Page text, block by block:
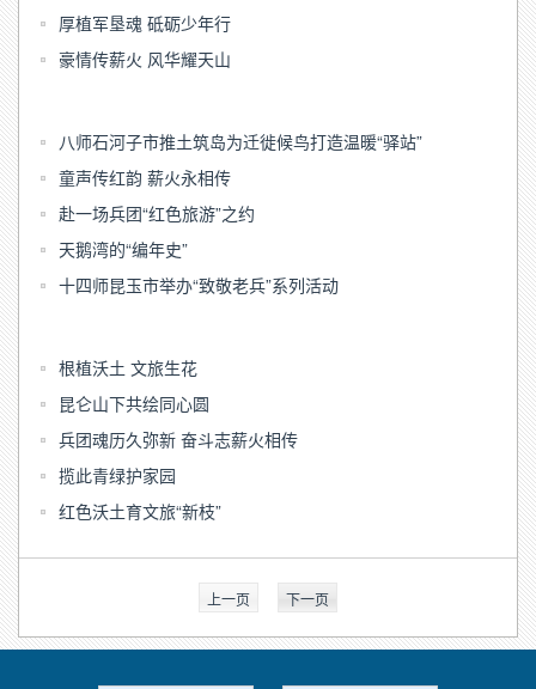
厚植军垦魂 砥砺少年行
豪情传薪火 风华耀天山
八师石河子市推土筑岛为迁徙候鸟打造温暖“驿站”
童声传红韵 薪火永相传
赴一场兵团“红色旅游”之约
天鹅湾的“编年史”
十四师昆玉市举办“致敬老兵”系列活动
根植沃土 文旅生花
昆仑山下共绘同心圆
兵团魂历久弥新 奋斗志薪火相传
揽此青绿护家园
红色沃土育文旅“新枝”
上一页 下一页